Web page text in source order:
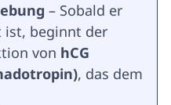
– Sobald er
beginnt der
von hCG
, das dem